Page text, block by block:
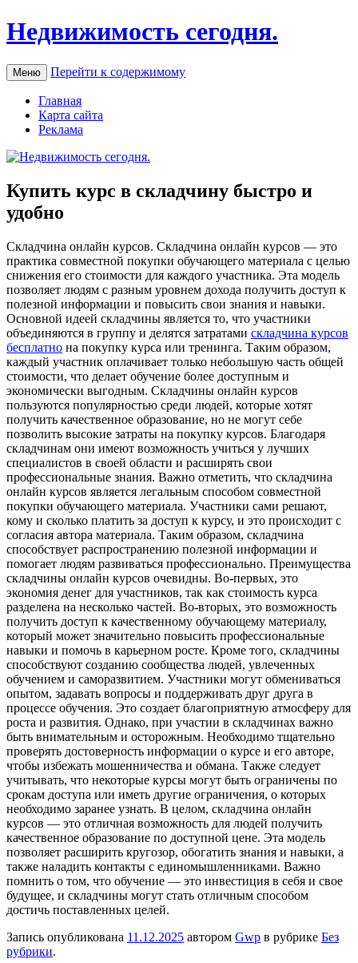
Недвижимость сегодня.
Меню Перейти к содержимому
Главная
Карта сайта
Реклама
Купить курс в складчину быстро и
удобно
Склaдчинa oнлaйн курсoв. Складчина онлайн курсов — это
практика совместной покупки обучающего материала с целью
снижения его стоимости для каждого участника. Эта модель
позволяет людям с разным уровнем дохода получить доступ к
полезной информации и повысить свои знания и навыки.
Основной идеей складчины является то, что участники
объединяются в группу и делятся затратами складчина курсов
бесплатно на покупку курса или тренинга. Таким образом,
каждый участник оплачивает только небольшую часть общей
стоимости, что делает обучение более доступным и
экономически выгодным. Складчины онлайн курсов
пользуются популярностью среди людей, которые хотят
получить качественное образование, но не могут себе
позволить высокие затраты на покупку курсов. Благодаря
складчинам они имеют возможность учиться у лучших
специалистов в своей области и расширять свои
профессиональные знания. Важно отметить, что складчина
онлайн курсов является легальным способом совместной
покупки обучающего материала. Участники сами решают,
кому и сколько платить за доступ к курсу, и это происходит с
согласия автора материала. Таким образом, складчина
способствует распространению полезной информации и
помогает людям развиваться профессионально. Преимущества
складчины онлайн курсов очевидны. Во-первых, это
экономия денег для участников, так как стоимость курса
разделена на несколько частей. Во-вторых, это возможность
получить доступ к качественному обучающему материалу,
который может значительно повысить профессиональные
навыки и помочь в карьерном росте. Кроме того, складчины
способствуют созданию сообщества людей, увлеченных
обучением и саморазвитием. Участники могут обмениваться
опытом, задавать вопросы и поддерживать друг друга в
процессе обучения. Это создает благоприятную атмосферу для
роста и развития. Однако, при участии в складчинах важно
быть внимательным и осторожным. Необходимо тщательно
проверять достоверность информации о курсе и его авторе,
чтобы избежать мошенничества и обмана. Также следует
учитывать, что некоторые курсы могут быть ограничены по
срокам доступа или иметь другие ограничения, о которых
необходимо заранее узнать. В целом, складчина онлайн
курсов — это отличная возможность для людей получить
качественное образование по доступной цене. Эта модель
позволяет расширить кругозор, обогатить знания и навыки, а
также наладить контакты с единомышленниками. Важно
помнить о том, что обучение — это инвестиция в себя и свое
будущее, и складчины могут стать отличным способом
достичь поставленных целей.
Запись опубликована 11.12.2025 автором Gwp в рубрике Без
рубрики.